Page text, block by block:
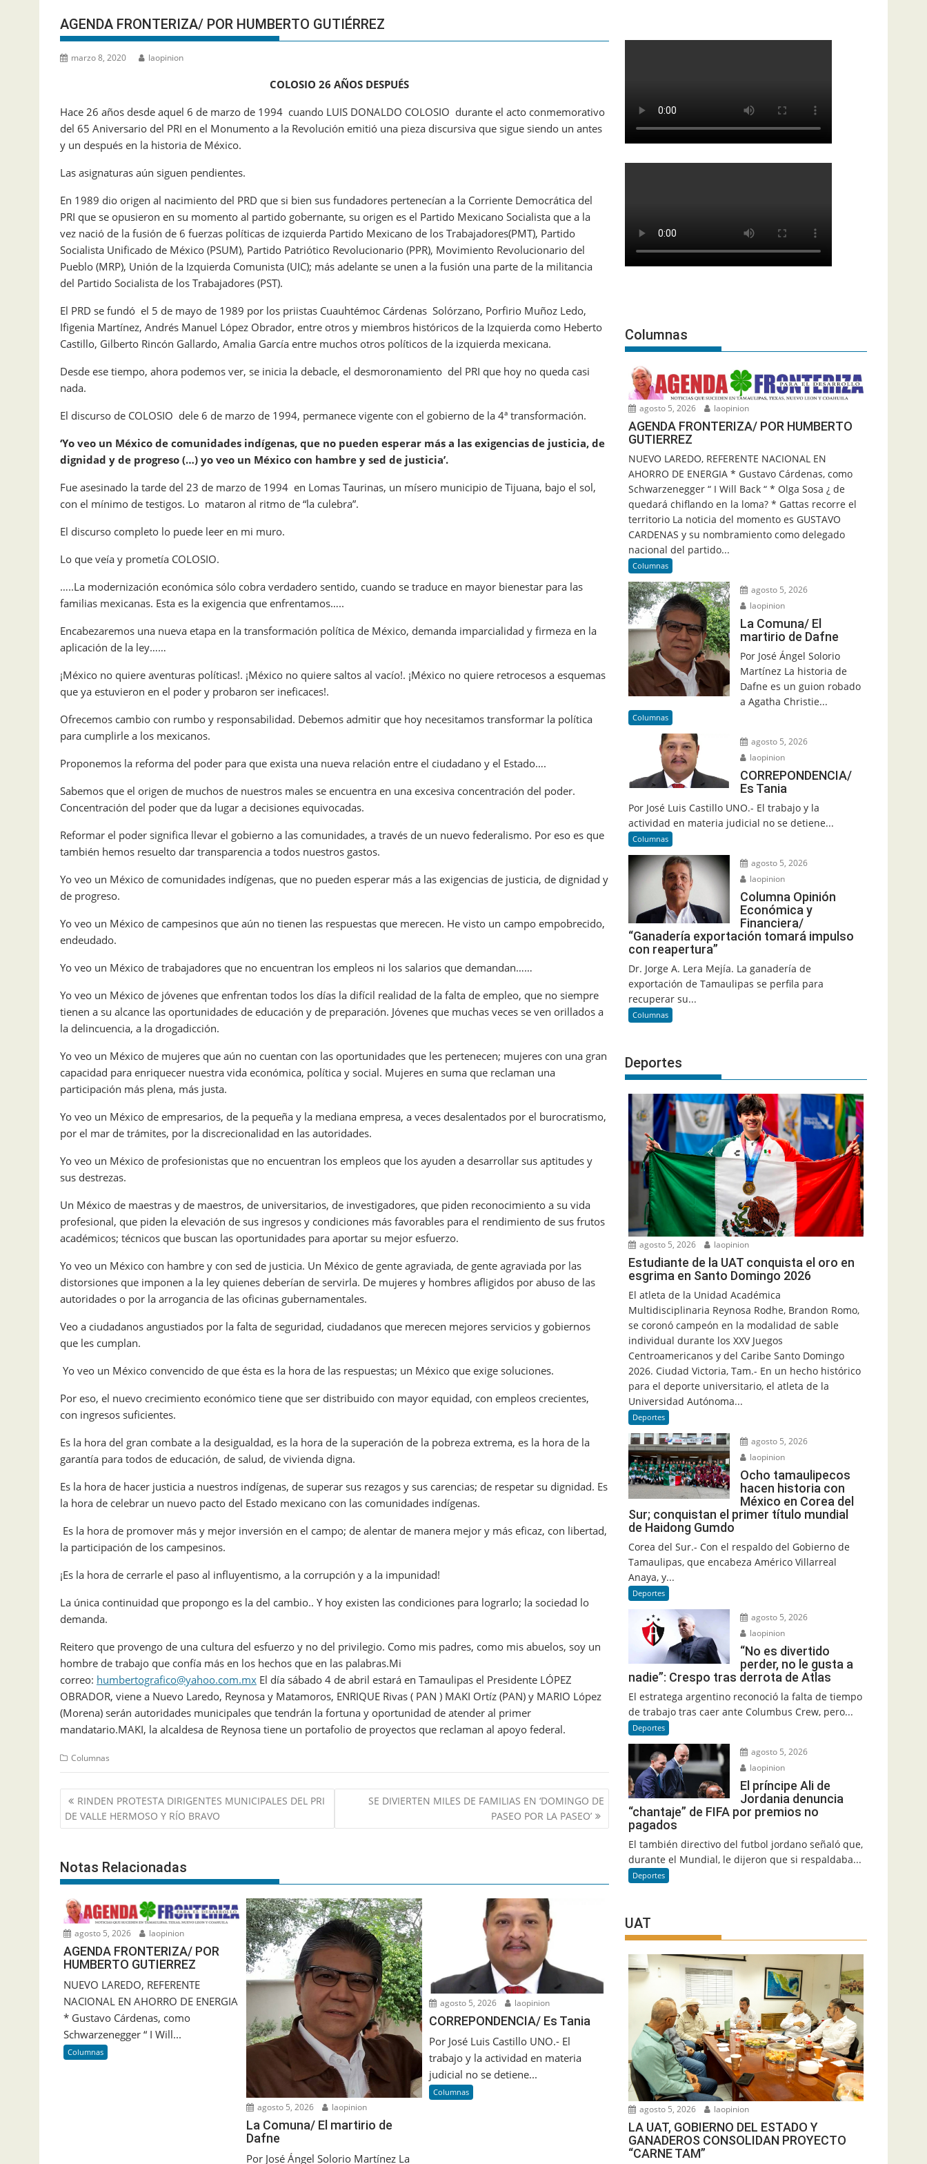
AGENDA FRONTERIZA/ POR HUMBERTO GUTIÉRREZ
marzo 8, 2020 laopinion
COLOSIO 26 AÑOS DESPUÉS
Hace 26 años desde aquel 6 de marzo de 1994 cuando LUIS DONALDO COLOSIO durante el acto conmemorativo
del 65 Aniversario del PRI en el Monumento a la Revolución emitió una pieza discursiva que sigue siendo un antes
y un después en la historia de México.
Las asignaturas aún siguen pendientes.
En 1989 dio origen al nacimiento del PRD que si bien sus fundadores pertenecían a la Corriente Democrática del
PRI que se opusieron en su momento al partido gobernante, su origen es el Partido Mexicano Socialista que a la
vez nació de la fusión de 6 fuerzas políticas de izquierda Partido Mexicano de los Trabajadores(PMT), Partido
Socialista Unificado de México (PSUM), Partido Patriótico Revolucionario (PPR), Movimiento Revolucionario del
Pueblo (MRP), Unión de la Izquierda Comunista (UIC); más adelante se unen a la fusión una parte de la militancia
del Partido Socialista de los Trabajadores (PST).
El PRD se fundó el 5 de mayo de 1989 por los priistas Cuauhtémoc Cárdenas Solórzano, Porfirio Muñoz Ledo,
Ifigenia Martínez, Andrés Manuel López Obrador, entre otros y miembros históricos de la Izquierda como Heberto
Castillo, Gilberto Rincón Gallardo, Amalia García entre muchos otros políticos de la izquierda mexicana.
Desde ese tiempo, ahora podemos ver, se inicia la debacle, el desmoronamiento del PRI que hoy no queda casi
nada.
El discurso de COLOSIO dele 6 de marzo de 1994, permanece vigente con el gobierno de la 4ª transformación.
‘Yo veo un México de comunidades indígenas, que no pueden esperar más a las exigencias de justicia, de
dignidad y de progreso (…) yo veo un México con hambre y sed de justicia’.
Fue asesinado la tarde del 23 de marzo de 1994 en Lomas Taurinas, un mísero municipio de Tijuana, bajo el sol,
con el mínimo de testigos. Lo mataron al ritmo de “la culebra”.
El discurso completo lo puede leer en mi muro.
Lo que veía y prometía COLOSIO.
…..La modernización económica sólo cobra verdadero sentido, cuando se traduce en mayor bienestar para las
familias mexicanas. Esta es la exigencia que enfrentamos…..
Encabezaremos una nueva etapa en la transformación política de México, demanda imparcialidad y firmeza en la
aplicación de la ley……
¡México no quiere aventuras políticas!. ¡México no quiere saltos al vacío!. ¡México no quiere retrocesos a esquemas
que ya estuvieron en el poder y probaron ser ineficaces!.
Ofrecemos cambio con rumbo y responsabilidad. Debemos admitir que hoy necesitamos transformar la política
para cumplirle a los mexicanos.
Proponemos la reforma del poder para que exista una nueva relación entre el ciudadano y el Estado….
Sabemos que el origen de muchos de nuestros males se encuentra en una excesiva concentración del poder.
Concentración del poder que da lugar a decisiones equivocadas.
Reformar el poder significa llevar el gobierno a las comunidades, a través de un nuevo federalismo. Por eso es que
también hemos resuelto dar transparencia a todos nuestros gastos.
Yo veo un México de comunidades indígenas, que no pueden esperar más a las exigencias de justicia, de dignidad y
de progreso.
Yo veo un México de campesinos que aún no tienen las respuestas que merecen. He visto un campo empobrecido,
endeudado.
Yo veo un México de trabajadores que no encuentran los empleos ni los salarios que demandan……
Yo veo un México de jóvenes que enfrentan todos los días la difícil realidad de la falta de empleo, que no siempre
tienen a su alcance las oportunidades de educación y de preparación. Jóvenes que muchas veces se ven orillados a
la delincuencia, a la drogadicción.
Yo veo un México de mujeres que aún no cuentan con las oportunidades que les pertenecen; mujeres con una gran
capacidad para enriquecer nuestra vida económica, política y social. Mujeres en suma que reclaman una
participación más plena, más justa.
Yo veo un México de empresarios, de la pequeña y la mediana empresa, a veces desalentados por el burocratismo,
por el mar de trámites, por la discrecionalidad en las autoridades.
Yo veo un México de profesionistas que no encuentran los empleos que los ayuden a desarrollar sus aptitudes y
sus destrezas.
Un México de maestras y de maestros, de universitarios, de investigadores, que piden reconocimiento a su vida
profesional, que piden la elevación de sus ingresos y condiciones más favorables para el rendimiento de sus frutos
académicos; técnicos que buscan las oportunidades para aportar su mejor esfuerzo.
Yo veo un México con hambre y con sed de justicia. Un México de gente agraviada, de gente agraviada por las
distorsiones que imponen a la ley quienes deberían de servirla. De mujeres y hombres afligidos por abuso de las
autoridades o por la arrogancia de las oficinas gubernamentales.
Veo a ciudadanos angustiados por la falta de seguridad, ciudadanos que merecen mejores servicios y gobiernos
que les cumplan.
Yo veo un México convencido de que ésta es la hora de las respuestas; un México que exige soluciones.
Por eso, el nuevo crecimiento económico tiene que ser distribuido con mayor equidad, con empleos crecientes,
con ingresos suficientes.
Es la hora del gran combate a la desigualdad, es la hora de la superación de la pobreza extrema, es la hora de la
garantía para todos de educación, de salud, de vivienda digna.
Es la hora de hacer justicia a nuestros indígenas, de superar sus rezagos y sus carencias; de respetar su dignidad. Es
la hora de celebrar un nuevo pacto del Estado mexicano con las comunidades indígenas.
Es la hora de promover más y mejor inversión en el campo; de alentar de manera mejor y más eficaz, con libertad,
la participación de los campesinos.
¡Es la hora de cerrarle el paso al influyentismo, a la corrupción y a la impunidad!
La única continuidad que propongo es la del cambio.. Y hoy existen las condiciones para lograrlo; la sociedad lo
demanda.
Reitero que provengo de una cultura del esfuerzo y no del privilegio. Como mis padres, como mis abuelos, soy un
hombre de trabajo que confía más en los hechos que en las palabras.Mi
correo: humbertografico@yahoo.com.mx El día sábado 4 de abril estará en Tamaulipas el Presidente LÓPEZ
OBRADOR, viene a Nuevo Laredo, Reynosa y Matamoros, ENRIQUE Rivas ( PAN ) MAKI Ortíz (PAN) y MARIO López
(Morena) serán autoridades municipales que tendrán la fortuna y oportunidad de atender al primer
mandatario.MAKI, la alcaldesa de Reynosa tiene un portafolio de proyectos que reclaman al apoyo federal.
Columnas
Navegación
de
entradas
RINDEN PROTESTA DIRIGENTES MUNICIPALES DEL PRI
DE VALLE HERMOSO Y RÍO BRAVO
SE DIVIERTEN MILES DE FAMILIAS EN ‘DOMINGO DE
PASEO POR LA PASEO’
Notas Relacionadas
agosto 5, 2026 laopinion
AGENDA FRONTERIZA/ POR
HUMBERTO GUTIERREZ
NUEVO LAREDO, REFERENTE
NACIONAL EN AHORRO DE ENERGIA
* Gustavo Cárdenas, como
Schwarzenegger “ I Will...
Columnas
agosto 5, 2026 laopinion
La Comuna/ El martirio de
Dafne
Por José Ángel Solorio Martínez La
agosto 5, 2026 laopinion
CORREPONDENCIA/ Es Tania
Por José Luis Castillo UNO.- El
trabajo y la actividad en materia
judicial no se detiene...
Columnas
Columnas
agosto 5, 2026 laopinion
AGENDA FRONTERIZA/ POR HUMBERTO
GUTIERREZ
NUEVO LAREDO, REFERENTE NACIONAL EN
AHORRO DE ENERGIA * Gustavo Cárdenas, como
Schwarzenegger “ I Will Back “ * Olga Sosa ¿ de
quedará chiflando en la loma? * Gattas recorre el
territorio La noticia del momento es GUSTAVO
CARDENAS y su nombramiento como delegado
nacional del partido...
Columnas
agosto 5, 2026
laopinion
La Comuna/ El
martirio de Dafne
Por José Ángel Solorio
Martínez La historia de
Dafne es un guion robado
a Agatha Christie...
Columnas
agosto 5, 2026
laopinion
CORREPONDENCIA/
Es Tania
Por José Luis Castillo UNO.- El trabajo y la
actividad en materia judicial no se detiene...
Columnas
agosto 5, 2026
laopinion
Columna Opinión
Económica y
Financiera/
“Ganadería exportación tomará impulso
con reapertura”
Dr. Jorge A. Lera Mejía. La ganadería de
exportación de Tamaulipas se perfila para
recuperar su...
Columnas
Deportes
agosto 5, 2026 laopinion
Estudiante de la UAT conquista el oro en
esgrima en Santo Domingo 2026
El atleta de la Unidad Académica
Multidisciplinaria Reynosa Rodhe, Brandon Romo,
se coronó campeón en la modalidad de sable
individual durante los XXV Juegos
Centroamericanos y del Caribe Santo Domingo
2026. Ciudad Victoria, Tam.- En un hecho histórico
para el deporte universitario, el atleta de la
Universidad Autónoma...
Deportes
agosto 5, 2026
laopinion
Ocho tamaulipecos
hacen historia con
México en Corea del
Sur; conquistan el primer título mundial
de Haidong Gumdo
Corea del Sur.- Con el respaldo del Gobierno de
Tamaulipas, que encabeza Américo Villarreal
Anaya, y...
Deportes
agosto 5, 2026
laopinion
“No es divertido
perder, no le gusta a
nadie”: Crespo tras derrota de Atlas
El estratega argentino reconoció la falta de tiempo
de trabajo tras caer ante Columbus Crew, pero...
Deportes
agosto 5, 2026
laopinion
El príncipe Ali de
Jordania denuncia
“chantaje” de FIFA por premios no
pagados
El también directivo del futbol jordano señaló que,
durante el Mundial, le dijeron que si respaldaba...
Deportes
UAT
agosto 5, 2026 laopinion
LA UAT, GOBIERNO DEL ESTADO Y
GANADEROS CONSOLIDAN PROYECTO
“CARNE TAM”